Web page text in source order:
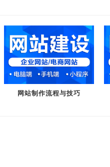
网站制作流程与技巧